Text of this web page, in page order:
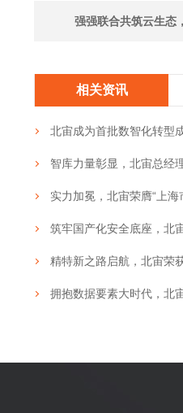
强强联合共筑云生态
相关资讯
北宙成为首批数智化转型
智库力量彰显，北宙总经
实力加冕，北宙荣膺“上
筑牢国产化安全底座，北
精特新之路启航，北宙荣
拥抱数据要素大时代，北